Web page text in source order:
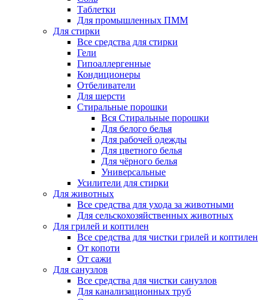
Таблетки
Для промышленных ПММ
Для стирки
Все средства для стирки
Гели
Гипоаллергенные
Кондиционеры
Отбеливатели
Для шерсти
Стиральные порошки
Вся Стиральные порошки
Для белого белья
Для рабочей одежды
Для цветного белья
Для чёрного белья
Универсальные
Усилители для стирки
Для животных
Все средства для ухода за животными
Для сельскохозяйственных животных
Для грилей и коптилен
Все средства для чистки грилей и коптилен
От копоти
От сажи
Для санузлов
Все средства для чистки санузлов
Для канализационных труб